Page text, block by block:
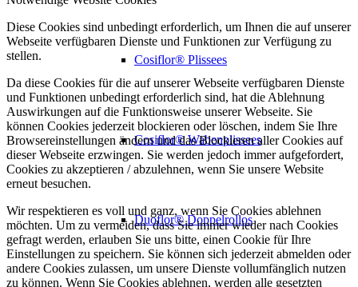
Cosiflor® Plissees
Cosiflor® Wabenplissees
Duoflor® Doppelrollos
Diese Cookies sind unbedingt erforderlich, um Ihnen die auf unserer
Webseite verfügbaren Dienste und Funktionen zur Verfügung zu
stellen.
Da diese Cookies für die auf unserer Webseite verfügbaren Dienste
und Funktionen unbedingt erforderlich sind, hat die Ablehnung
Auswirkungen auf die Funktionsweise unserer Webseite. Sie
können Cookies jederzeit blockieren oder löschen, indem Sie Ihre
Browsereinstellungen ändern und das Blockieren aller Cookies auf
dieser Webseite erzwingen. Sie werden jedoch immer aufgefordert,
Cookies zu akzeptieren / abzulehnen, wenn Sie unsere Website
erneut besuchen.
Wir respektieren es voll und ganz, wenn Sie Cookies ablehnen
möchten. Um zu vermeiden, dass Sie immer wieder nach Cookies
gefragt werden, erlauben Sie uns bitte, einen Cookie für Ihre
Einstellungen zu speichern. Sie können sich jederzeit abmelden oder
andere Cookies zulassen, um unsere Dienste vollumfänglich nutzen
zu können. Wenn Sie Cookies ablehnen, werden alle gesetzten